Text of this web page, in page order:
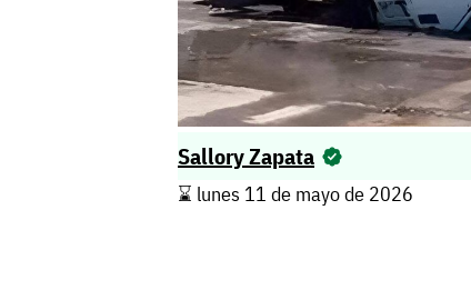
Sallory Zapata
⌛️ lunes 11 de mayo de 2026